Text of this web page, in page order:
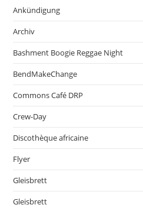
Ankündigung
Archiv
Bashment Boogie Reggae Night
BendMakeChange
Commons Café DRP
Crew-Day
Discothèque africaine
Flyer
Gleisbrett
Gleisbrett